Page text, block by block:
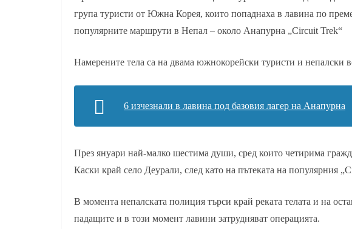
група туристи от Южна Корея, които попаднаха в лавина по
популярните маршрути в Непал – около Анапурна „Circuit Trek“
Намерените тела са на двама южнокорейски туристи и непалски
6 изчезнали в лавина под базовия лагер на Анапурна
През януари най-малко шестима души, сред които четирима
Каски край село Деурали, след като на пътеката на популярния
В момента непалската полиция търси край реката телата и на
падащите и в този момент лавини затрудняват операцията.